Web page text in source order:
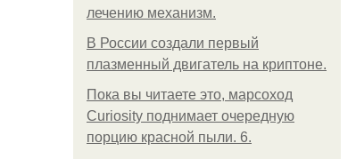
лечению механизм.
В России создали первый
плазменный двигатель на криптоне.
Пока вы читаете это, марсоход
Curiosity поднимает очередную
порцию красной пыли. 6.